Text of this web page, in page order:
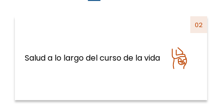
Salud a lo largo del curso de la vida
02
Sistemas y servicios de salud y curso de la
vida